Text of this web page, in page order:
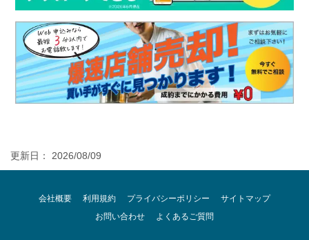
更新日： 2026/08/09
会社概要 利用規約 プライバシーポリシー
サイトマップ
お問い合わせ
よくあるご質問